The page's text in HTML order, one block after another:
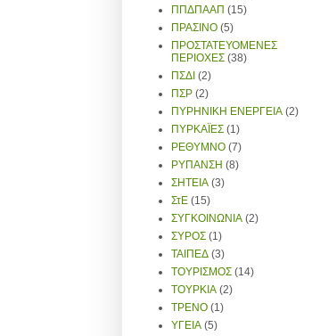
ΠΠΔΠΑΑΠ (15)
ΠΡΑΣΙΝΟ (5)
ΠΡΟΣΤΑΤΕΥΟΜΕΝΕΣ
ΠΕΡΙΟΧΕΣ (38)
ΠΣΔΙ (2)
ΠΣΡ (2)
ΠΥΡΗΝΙΚΗ ΕΝΕΡΓΕΙΑ (2)
ΠΥΡΚΑΪΕΣ (1)
ΡΕΘΥΜΝΟ (7)
ΡΥΠΑΝΣΗ (8)
ΣΗΤΕΙΑ (3)
ΣτΕ (15)
ΣΥΓΚΟΙΝΩΝΙΑ (2)
ΣΥΡΟΣ (1)
ΤΑΙΠΕΔ (3)
ΤΟΥΡΙΣΜΟΣ (14)
ΤΟΥΡΚΙΑ (2)
ΤΡΕΝΟ (1)
ΥΓΕΙΑ (5)